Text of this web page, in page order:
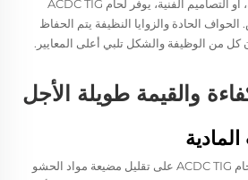
العمل في الصفيحة المعدنية، أو التصاميم الفنية، يوفر لحام ACDC TIG
الحادة والزوايا النظيفة يتم الحفاظ
من الوظيفة والشكل تلبي أعلى المعايير.
والقيمة طويلة الأجل
مع التحكم الدقيق، يساعد لحام ACDC TIG على تقليل مضيعة مواد الحشو